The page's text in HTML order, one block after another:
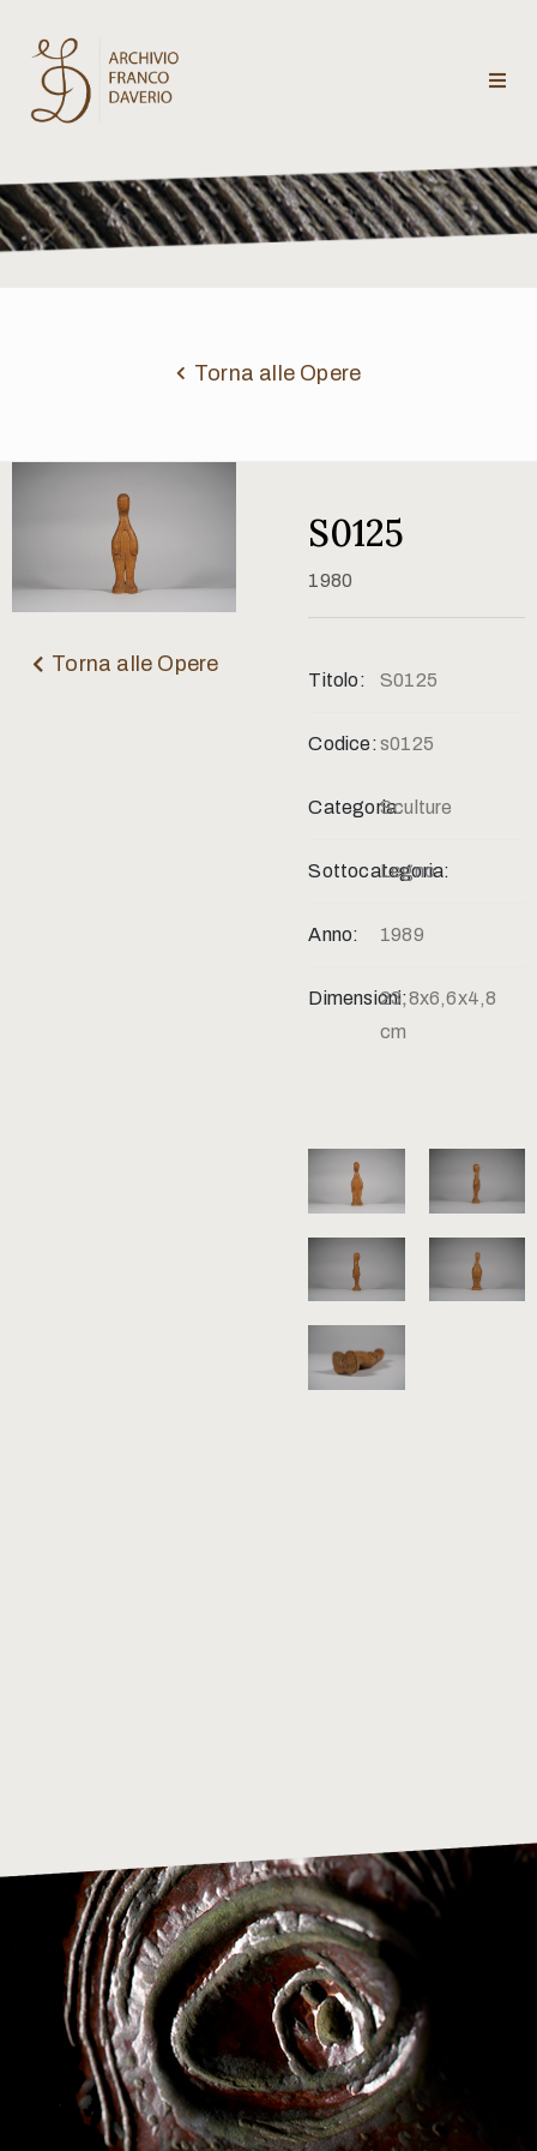
Archivio
Franco
Daverio
critici
Torna alle Opere
Torna alle Opere
S0125
1980
Titolo: S0125
Codice:s0125
Categoria:Sculture
Sottocategoria:
Legno
Anno: 1989
Dimensioni:23,8x6,6x4,8
cm